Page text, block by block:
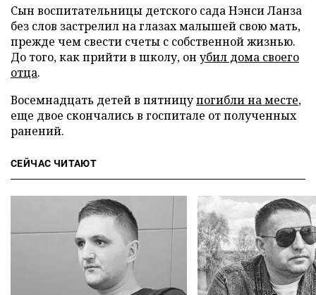
Сын воспитательницы детского сада Нэнси Ланза
без слов застрелил на глазах малышей свою мать,
прежде чем свести счеты с собственной жизнью.
До того, как прийти в школу, он убил дома своего
отца.
Восемнадцать детей в пятницупогибли на месте,
еще двое скончались в госпитале от полученных
ранений.
СЕЙЧАС ЧИТАЮТ